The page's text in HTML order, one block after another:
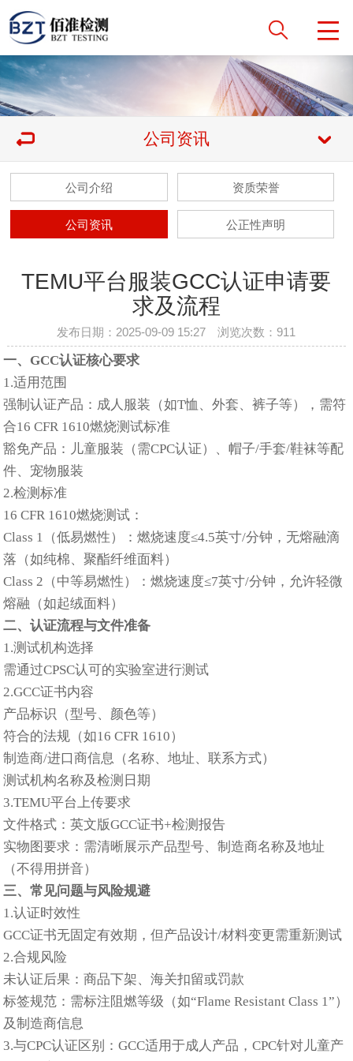
公司资讯
公司介绍 资质荣誉
公司资讯 公正性声明
TEMU平台服装GCC认证申请要
求及流程
发布日期：2025-09-09 15:27 浏览次数： 911
一、GCC认证核心要求
1.‌适用范围‌
‌强制认证产品‌：成人服装（如T恤、外套、裤子等），需符
合16 CFR 1610燃烧测试标准‌
‌豁免产品‌：儿童服装（需CPC认证）、帽子/手套/鞋袜等配
件、宠物服装‌
2.‌检测标准‌
‌16 CFR 1610燃烧测试‌：
‌Class 1‌（低易燃性）：燃烧速度≤4.5英寸/分钟，无熔融滴
落（如纯棉、聚酯纤维面料）‌
‌Class 2‌（中等易燃性）：燃烧速度≤7英寸/分钟，允许轻微
熔融（如起绒面料）‌
二、认证流程与文件准备
1.‌测试机构选择‌
需通过CPSC认可的实验室进行测试‌
2.‌GCC证书内容‌
产品标识（型号、颜色等）
符合的法规（如16 CFR 1610）
制造商/进口商信息（名称、地址、联系方式）
测试机构名称及检测日期‌
3.‌TEMU平台上传要求‌
文件格式‌：英文版GCC证书+检测报告
‌实物图要求‌：需清晰展示产品型号、制造商名称及地址
（不得用拼音）‌
三、常见问题与风险规避
1.‌认证时效性‌
GCC证书无固定有效期，但产品设计/材料变更需重新测试‌
2.合规风险‌
未认证后果‌：商品下架、海关扣留或罚款‌
标签规范‌：需标注阻燃等级（如“Flame Resistant Class 1”）
及制造商信息‌
3.‌与CPC认证区别‌：GCC适用于成人产品，CPC针对儿童产